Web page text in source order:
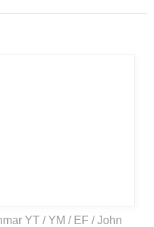
YT / YM / EF / John